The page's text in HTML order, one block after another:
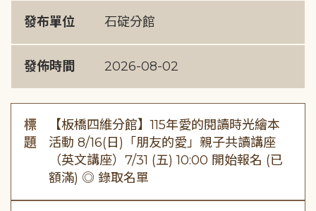
發布單位 石碇分館
發佈時間 2026-08-02
標
題
【板橋四維分館】115年愛的閱讀時光繪本
活動 8/16(日)「朋友的愛」親子共讀講座
（英文講座）7/31 (五) 10:00 開始報名 (已
額滿) ◎ 錄取名單